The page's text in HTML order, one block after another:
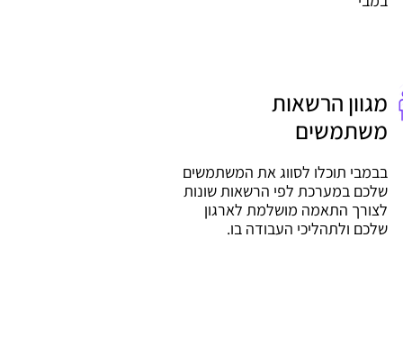
מגוון הרשאות
משתמשים
בבמבי תוכלו לסווג את המשתמשים
שלכם במערכת לפי הרשאות שונות
לצורך התאמה מושלמת לארגון
שלכם ולתהליכי העבודה בו.